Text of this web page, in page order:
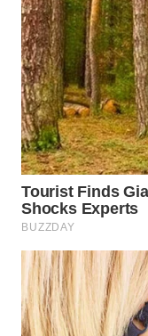
WN
INDRAMAYU
WN
KUNINGAN
WN
MAJALENGKA
WN
SUBANG
WN
SUKABUMI